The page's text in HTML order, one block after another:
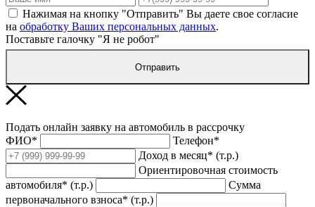
Нажимая на кнопку "Отправить" Вы даете свое согласие
на обработку Ваших персональных данных.
Поставьте галочку "Я не робот"
Отправить
Подать онлайн заявку на автомобиль в рассрочку
ФИО*
Телефон*
Доход в месяц* (т.р.)
Ориентировочная стоимость
автомобиля* (т.р.)
Сумма
первоначального взноса* (т.р.)